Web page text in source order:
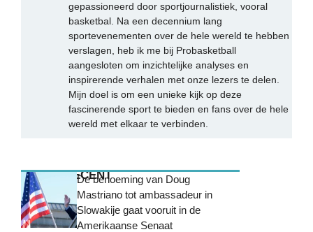
gepassioneerd door sportjournalistiek, vooral
basketbal. Na een decennium lang
sportevenementen over de hele wereld te hebben
verslagen, heb ik me bij Probasketball
aangesloten om inzichtelijke analyses en
inspirerende verhalen met onze lezers te delen.
Mijn doel is om een unieke kijk op deze
fascinerende sport te bieden en fans over de hele
wereld met elkaar te verbinden.
MEEST RECENTDe benoeming van Doug
Mastriano tot ambassadeur in
Slowakije gaat vooruit in de
Amerikaanse Senaat